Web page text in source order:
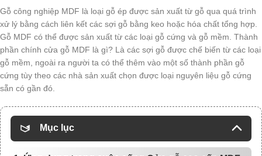
Gỗ công nghiệp MDF là loại gỗ ép được sản xuất từ gỗ qua quá trình
xử lý bằng cách liên kết các sợi gỗ bằng keo hoặc hóa chất tổng hợp.
Gỗ MDF có thể được sản xuất từ các loại gỗ cứng và gỗ mềm. Thành
phần chính cửa gỗ MDF là gì? Là các sợi gỗ được chế biến từ các loại
gỗ mềm, ngoài ra người ta có thể thêm vào một số thành phần gỗ
cứng tùy theo các nhà sản xuất chọn được loại nguyên liệu gỗ cứng
sẵn có gần đó.
Mục lục